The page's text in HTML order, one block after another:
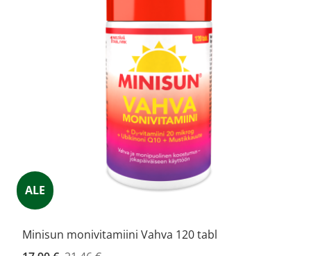
ALE
Minisun monivitamiini Vahva 120 tabl